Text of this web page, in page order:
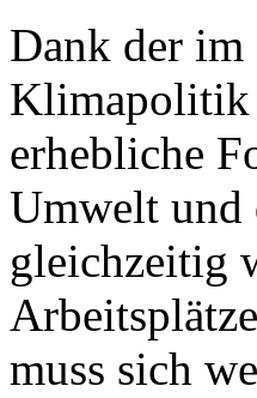
Dank der im
Klimapolitik
erhebliche
Umwelt und
gleichzeitig
muss sich